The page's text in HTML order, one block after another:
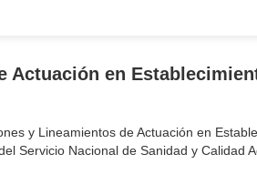
Actuación en
y Lineamientos de Actuación en
Servicio Nacional de Sanidad y Calidad